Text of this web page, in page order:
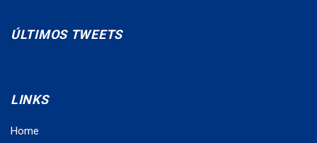
ÚLTIMOS TWEETS
LINKS
Home